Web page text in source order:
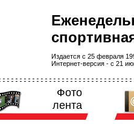
Издается с 25 февраля
Интернет-версия - с 21
Фото
лента